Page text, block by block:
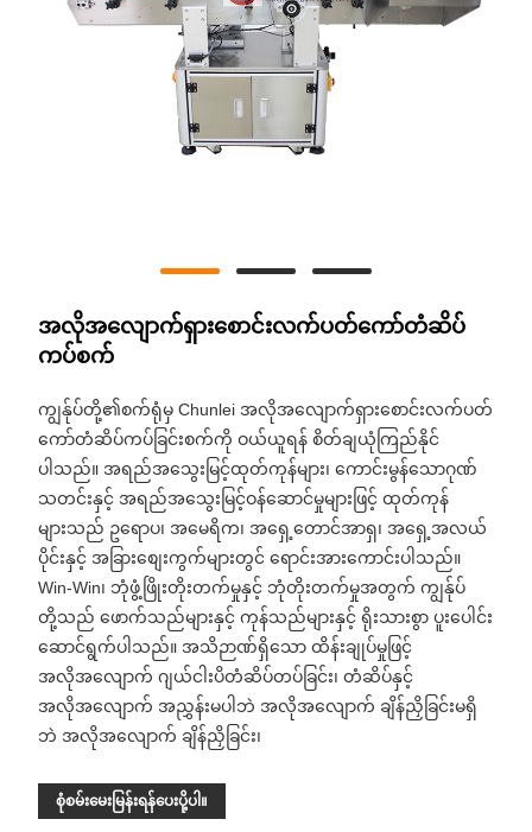
အလိုအလျောက်ရှားစောင်းလက်ပတ်ကော်တံဆိပ်
ကပ်စက်
ကျွန်ုပ်တို့၏စက်ရုံမှ Chunlei အလိုအလျောက်ရှားစောင်းလက်ပတ်
ကော်တံဆိပ်ကပ်ခြင်းစက်ကို ဝယ်ယူရန် စိတ်ချယုံကြည်နိုင်
ပါသည်။ အရည်အသွေးမြင့်ထုတ်ကုန်များ၊ ကောင်းမွန်သောဂုဏ်
သတင်းနှင့် အရည်အသွေးမြင့်ဝန်ဆောင်မှုများဖြင့် ထုတ်ကုန်
များသည် ဥရောပ၊ အမေရိက၊ အရှေ့တောင်အာရှ၊ အရှေ့အလယ်
ပိုင်းနှင့် အခြားစျေးကွက်များတွင် ရောင်းအားကောင်းပါသည်။
Win-Win၊ ဘုံဖွံ့ဖြိုးတိုးတက်မှုနှင့် ဘုံတိုးတက်မှုအတွက် ကျွန်ုပ်
တို့သည် ဖောက်သည်များနှင့် ကုန်သည်များနှင့် ရိုးသားစွာ ပူးပေါင်း
ဆောင်ရွက်ပါသည်။ အသိဉာဏ်ရှိသော ထိန်းချုပ်မှုဖြင့်
အလိုအလျောက် ဂျယ်ငါးပိတံဆိပ်တပ်ခြင်း၊ တံဆိပ်နှင့်
အလိုအလျောက် အညွှန်းမပါဘဲ အလိုအလျောက် ချိန်ညှိခြင်းမရှိ
ဘဲ အလိုအလျောက် ချိန်ညှိခြင်း၊
စုံစမ်းမေးမြန်းရန်ပေးပို့ပါ။